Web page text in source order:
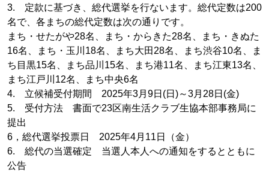
3. 定款に基づき、総代選挙を行ないます。総代定数は200
名で、各まちの総代定数は次の通りです。
まち・せたがや28名、まち・からきた28名、まち・きぬた
16名、まち・玉川18名、まち大田28名、まち渋谷10名、ま
ち目黒15名、まち品川15名、まち港11名、まち江東13名、
まち江戸川12名、まち中央6名
4. 立候補受付期間 2025年3月9日(日)～3月28日(金)
5. 受付方法 書面で23区南生活クラブ生協本部事務局に
提出
6，総代選挙投票日 2025年4月11日（金）
6. 総代の当選確定 当選人本人への通知をするとともに
公告